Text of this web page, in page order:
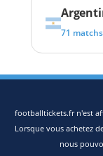
71
footballtickets.fr n'est
Lorsque vous achetez
nous